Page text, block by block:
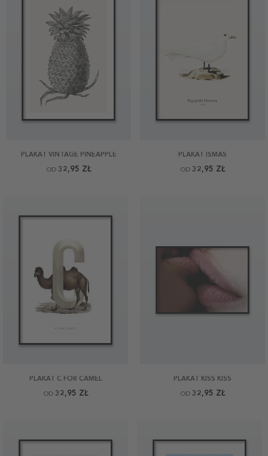
PLAKAT VINTAGE PINEAPPLE
OD 32,95 ZŁ
PLAKAT ISMÅS
OD 32,95 ZŁ
PLAKAT C FOR CAMEL
OD 32,95 ZŁ
PLAKAT KISS KISS
OD 32,95 ZŁ